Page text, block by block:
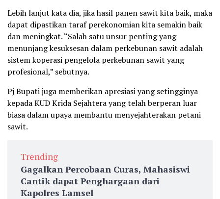
Lebih lanjut kata dia, jika hasil panen sawit kita baik, maka
dapat dipastikan taraf perekonomian kita semakin baik
dan meningkat. “Salah satu unsur penting yang
menunjang kesuksesan dalam perkebunan sawit adalah
sistem koperasi pengelola perkebunan sawit yang
profesional,” sebutnya.
Pj Bupati juga memberikan apresiasi yang setingginya
kepada KUD Krida Sejahtera yang telah berperan luar
biasa dalam upaya membantu menyejahterakan petani
sawit.
Trending
Gagalkan Percobaan Curas, Mahasiswi
Cantik dapat Penghargaan dari
Kapolres Lamsel